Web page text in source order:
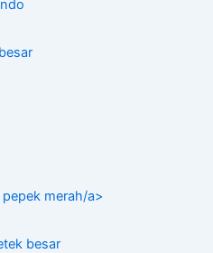
merah/a>
besar